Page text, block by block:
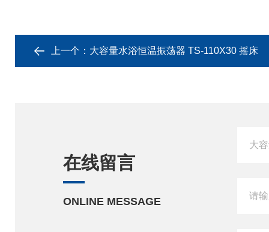
上一个： 大容量水浴恒温振荡器 TS-110X30 摇床
在线留言
ONLINE MESSAGE